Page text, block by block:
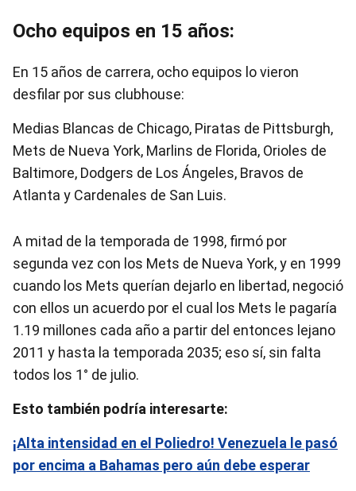
Ocho equipos en 15 años:
En 15 años de carrera, ocho equipos lo vieron
desfilar por sus clubhouse:
Medias Blancas de Chicago, Piratas de Pittsburgh,
Mets de Nueva York, Marlins de Florida, Orioles de
Baltimore, Dodgers de Los Ángeles, Bravos de
Atlanta y Cardenales de San Luis.
A mitad de la temporada de 1998, firmó por
segunda vez con los Mets de Nueva York, y en 1999
cuando los Mets querían dejarlo en libertad, negoció
con ellos un acuerdo por el cual los Mets le pagaría
1.19 millones cada año a partir del entonces lejano
2011 y hasta la temporada 2035; eso sí, sin falta
todos los 1° de julio.
Esto también podría interesarte:
¡Alta intensidad en el Poliedro! Venezuela le pasó
por encima a Bahamas pero aún debe esperar